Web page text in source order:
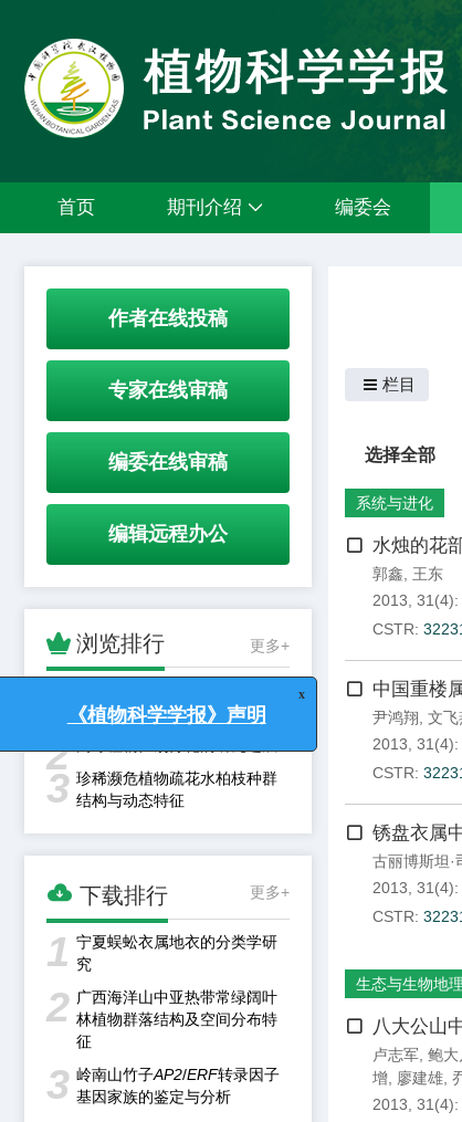
首页 期刊介绍 编委会
作者在线投稿
专家在线审稿
编委在线审稿
编辑远程办公
 浏览排行 更多+
进展
2
3 珍稀濒危植物疏花水柏枝种群
结构与动态特征
 下载排行 更多+
1 宁夏蜈蚣衣属地衣的分类学研
究
2 广西海洋山中亚热带常绿阔叶
林植物群落结构及空间分布特
征
3 岭南山竹子AP2/ERF转录因子
基因家族的鉴定与分析
栏目
选择全部
系统与进化
水烛的花
郭鑫
王东
2013, 31(4):
CSTR:
中国重楼
尹鸿翔 文飞
2013, 31(4):
CSTR:
锈盘衣属
古丽博斯坦·
2013, 31(4):
CSTR:
生态与生物地理
八大公山
卢志军 鲍大
增
廖建雄
2013, 31(4):
《植物科学学报》声明